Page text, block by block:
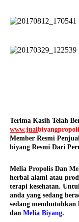
Terima Kasih Telah
www.jual
Member Resmi
biyang Resmi Dari
Melia Propolis Dan
herbal alami atau
terapi kesehatan.
anda yang sedang
sedang
dan Melia Biyang.